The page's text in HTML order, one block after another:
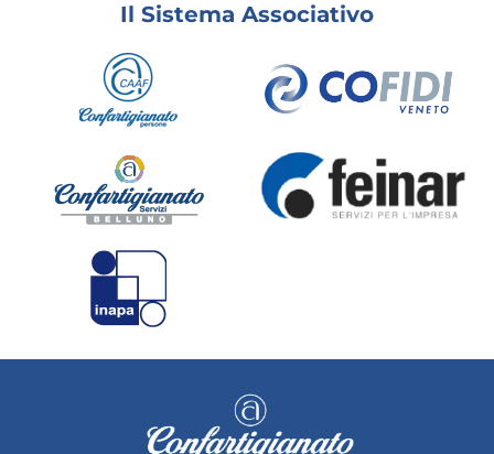
Il Sistema Associativo